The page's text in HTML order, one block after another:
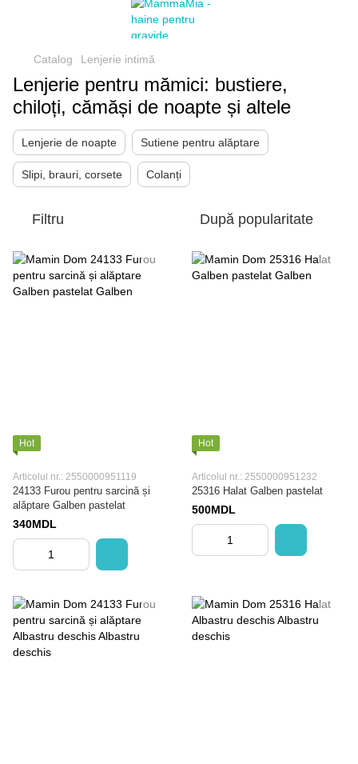
Catalog Lenjerie intimă
Lenjerie pentru mămici: bustiere,
chiloți, cămăși de noapte și altele
Lenjerie de noapte Sutiene pentru alăptare
Slipi, brauri, corsete Colanți
Filtru După popularitate
Hot
Articolul nr.: 2550000951119
24133 Furou pentru sarcină și
alăptare Galben pastelat
340MDL
Hot
Articolul nr.: 2550000951232
25316 Halat Galben pastelat
500MDL